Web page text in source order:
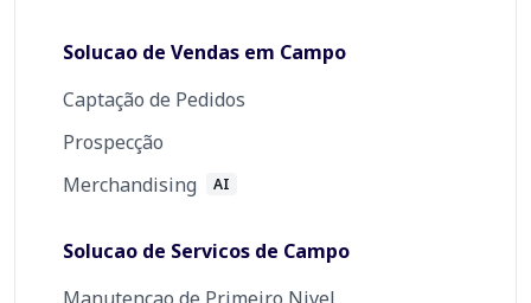
Solucao de Vendas em Campo
Captação de Pedidos
Prospecção
Merchandising
AI
Solucao de Servicos de Campo